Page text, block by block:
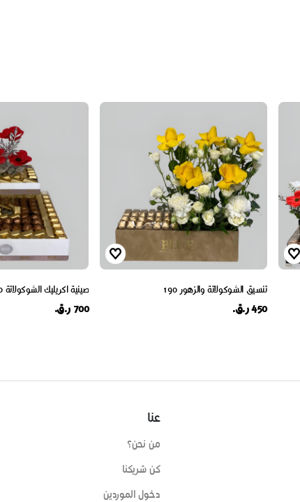
تنسيق الشوكولاتة والزهور 190
450 ر.ق.
صينية اكريليك الشوكولاتة 70
700 ر.ق.
عنا
من نحن؟
كن شريكنا
دخول الموردين